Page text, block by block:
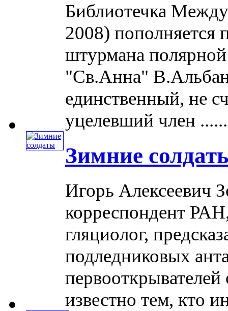
Библиотечка
2008) пополняется
штурмана
"Св.Анна"
единственный, не
уцелевший член ......
Зимние
Игорь Алексеевич
корреспондент
гляциолог,
подледниковых
известно тем, кто